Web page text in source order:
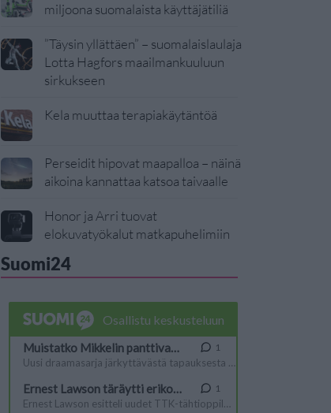
miljoona suomalaista käyttäjätiliä
”Täysin yllättäen” – suomalaislaulaja
Lotta Hagfors maailmankuuluun
sirkukseen
Kela muuttaa terapiakäytäntöä
Perseidit hipovat maapalloa – näinä
aikoina kannattaa katsoa taivaalle
Honor ja Arri tuovat
elokuvatyökalut matkapuhelimiin
Suomi24